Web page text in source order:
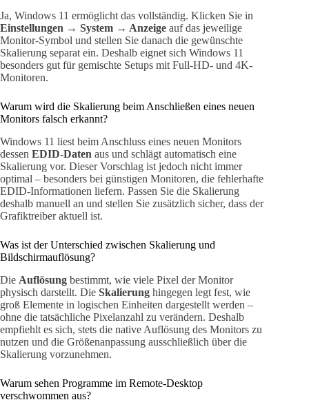
Ja, Windows 11 ermöglicht das vollständig. Klicken Sie in
Einstellungen → System → Anzeige auf das jeweilige
Monitor-Symbol und stellen Sie danach die gewünschte
Skalierung separat ein. Deshalb eignet sich Windows 11
besonders gut für gemischte Setups mit Full-HD- und 4K-
Monitoren.
Warum wird die Skalierung beim Anschließen eines neuen
Monitors falsch erkannt?
Windows 11 liest beim Anschluss eines neuen Monitors
dessen EDID-Daten aus und schlägt automatisch eine
Skalierung vor. Dieser Vorschlag ist jedoch nicht immer
optimal – besonders bei günstigen Monitoren, die fehlerhafte
EDID-Informationen liefern. Passen Sie die Skalierung
deshalb manuell an und stellen Sie zusätzlich sicher, dass der
Grafiktreiber aktuell ist.
Was ist der Unterschied zwischen Skalierung und
Bildschirmauflösung?
Die Auflösung bestimmt, wie viele Pixel der Monitor
physisch darstellt. Die Skalierung hingegen legt fest, wie
groß Elemente in logischen Einheiten dargestellt werden –
ohne die tatsächliche Pixelanzahl zu verändern. Deshalb
empfiehlt es sich, stets die native Auflösung des Monitors zu
nutzen und die Größenanpassung ausschließlich über die
Skalierung vorzunehmen.
Warum sehen Programme im Remote-Desktop
verschwommen aus?